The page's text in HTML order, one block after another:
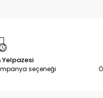
Yelpazesi
seçeneği